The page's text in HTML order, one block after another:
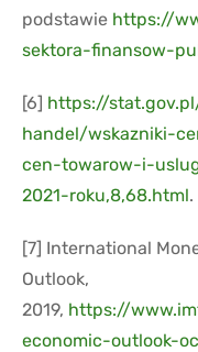
podstawie https://
sektora-finansow-
[6] https://
handel/wskazniki-
cen-towarow-i-
2021-roku,8,68.html.
[7] International
Outlook,
2019, https://
economic-outlook-